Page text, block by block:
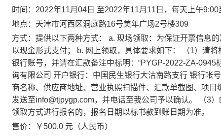
时间：2022年11月04日 至2022年11月11日，每天上午
地点：天津市河西区洞庭路16号美年广场2号楼309
方式：提供以下两种方式： a. 现场领取：为保证开票信息
以现金形式支付； b. 网上领取，具体要求如下： （1）请
银行账号，并请在汇款备注中标明：“PYGP-2022-ZA-
询有限公司 开户银行：中国民生银行大沽南路支行 银行帐
商名称、供应商地址、营业执照扫描件、汇款单截图、项
发送至info@tjpygp.com，并电话至我公司予以确认。 （3
领取方式进行报名的，报名日期以标书款到账日期为准。
售价：￥500.0 元（人民币）